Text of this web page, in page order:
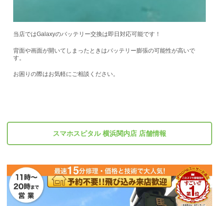
当店ではGalaxyのバッテリー交換は即日対応可能です！
背面や画面が開いてしまったときはバッテリー膨張の可能性が高いで
す。
お困りの際はお気軽にご相談ください。
スマホスピタル 横浜関内店 店舗情報